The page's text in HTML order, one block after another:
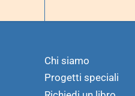
Chi siamo
Progetti speciali